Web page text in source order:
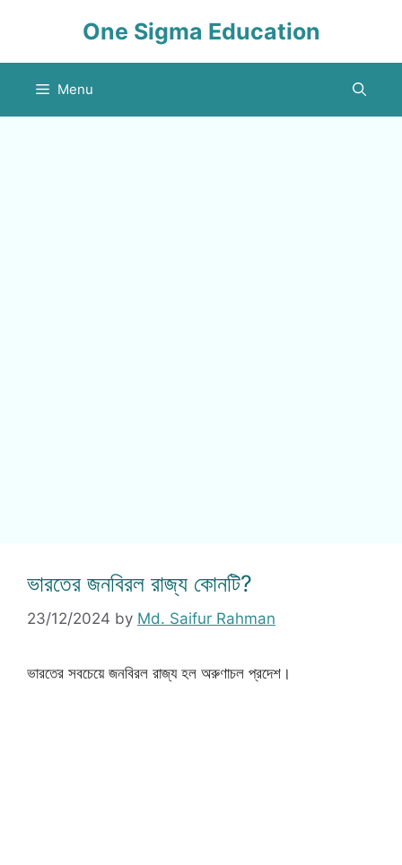
One Sigma Education
Menu
ভারতের জনবিরল রাজ্য কোনটি?
23/12/2024 by Md. Saifur Rahman
ভারতের সবচেয়ে জনবিরল রাজ্য হল অরুণাচল প্রদেশ।